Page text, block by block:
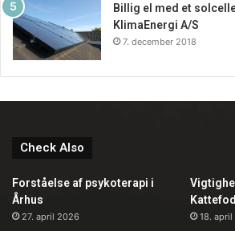
Billig el med et
KlimaEnergi A/S
7. december 2018
Check Also
Forståelse af psykoterapi i
Århus
27. april 2026 18.